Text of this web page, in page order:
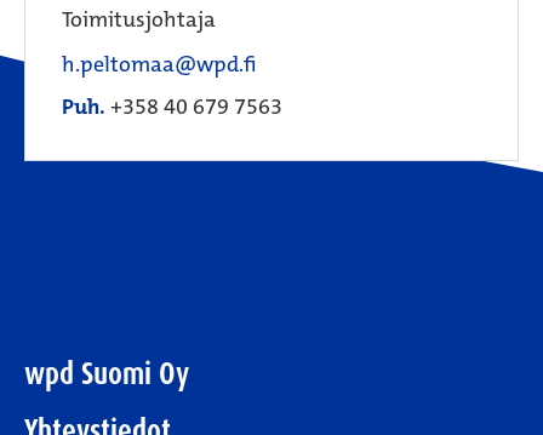
Toimitusjohtaja
h.peltomaa@wpd.fi
Puh. +358 40 679 7563
wpd Suomi Oy